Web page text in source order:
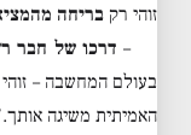
זוהי רק בריחה
– דרכו של חבר
בעולם המחשבה –
האמיתית משיגה